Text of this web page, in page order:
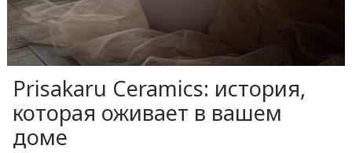
Prisakaru Ceramics: история,
которая оживает в вашем
доме